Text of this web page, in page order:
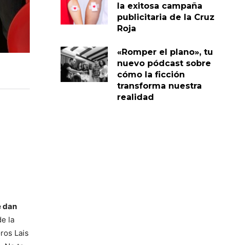
dan
la
Lais
la exitosa campaña
publicitaria de la Cruz
Roja
«Romper el plano», tu
nuevo pódcast sobre
cómo la ficción
transforma nuestra
realidad